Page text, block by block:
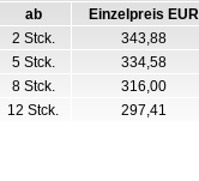
ab
Einzelpreis EUR
2 Stck.
343,88
5 Stck.
334,58
8 Stck.
316,00
12 Stck.
297,41